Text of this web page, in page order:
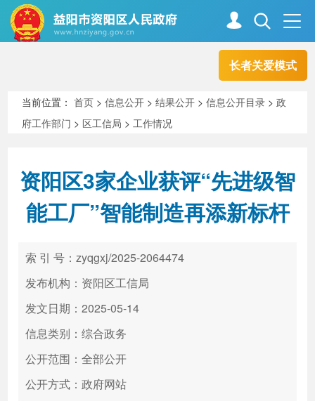
长者关爱模式
走进资阳
新闻中心 解读回应
政务服务
高效办成一件事
当前位置：首页 >信息公开 >结果公开 >信息公开目录 >政
府工作部门 > 区工信局 >工作情况
资阳区3家企业获评“先进级智
能工厂”智能制造再添新标杆
索 引 号：zyqgxj/2025-2064474
发布机构：资阳区工信局
发文日期：2025-05-14
信息类别：综合政务
公开范围：全部公开
公开方式：政府网站